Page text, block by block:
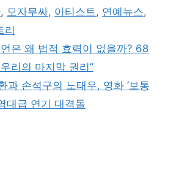
, 모자무싸, 아티스트 , 연예뉴스,
리
은 왜 법적 효력이 없을까? 68
리의 마지막 권리”
과 손석구의 노태우, 영화 ‘보통
대급 연기 대격돌